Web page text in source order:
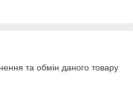
та обмін даного товару